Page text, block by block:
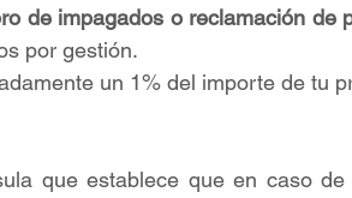
de impagados o reclamación de
por gestión.
un 1% del importe de tu
que establece que en caso